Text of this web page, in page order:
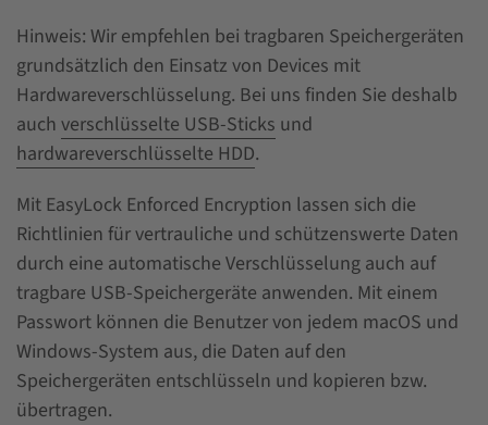
Hinweis: Wir empfehlen bei tragbaren Speichergeräten
grundsätzlich den Einsatz von Devices mit
Hardwareverschlüsselung. Bei uns finden Sie deshalb
auch verschlüsselte USB-Sticks und
hardwareverschlüsselte HDD.
Mit EasyLock Enforced Encryption lassen sich die
Richtlinien für vertrauliche und schützenswerte Daten
durch eine automatische Verschlüsselung auch auf
tragbare USB-Speichergeräte anwenden. Mit einem
Passwort können die Benutzer von jedem macOS und
Windows-System aus, die Daten auf den
Speichergeräten entschlüsseln und kopieren bzw.
übertragen.